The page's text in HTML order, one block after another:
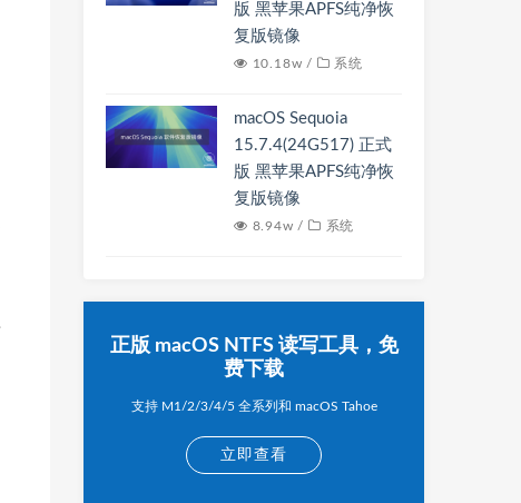
版 黑苹果APFS纯净恢
复版镜像
10.18w / 系统
macOS Sequoia
15.7.4(24G517) 正式
版 黑苹果APFS纯净恢
复版镜像
8.94w / 系统
正版 macOS NTFS 读写工具，免
费下载
支持 M1/2/3/4/5 全系列和 macOS Tahoe
立即查看